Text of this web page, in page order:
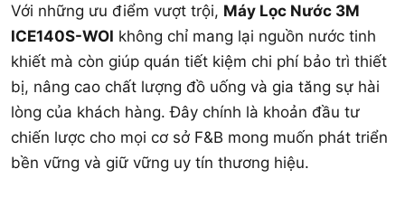
Với những ưu điểm vượt trội, Máy Lọc Nước 3M
ICE140S-WOI không chỉ mang lại nguồn nước tinh
khiết mà còn giúp quán tiết kiệm chi phí bảo trì thiết
bị, nâng cao chất lượng đồ uống và gia tăng sự hài
lòng của khách hàng. Đây chính là khoản đầu tư
chiến lược cho mọi cơ sở F&B mong muốn phát triển
bền vững và giữ vững uy tín thương hiệu.